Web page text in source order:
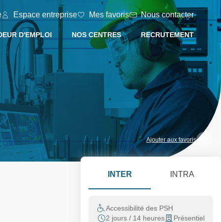
Espace entreprise Mes favoris Nous contacter
D'EMPLOI NOS CENTRES RECRUTEMENT
Ajouter aux favoris
INTER INTRA
Accessibilité des PSH
2 jours / 14 heures
Présentiel